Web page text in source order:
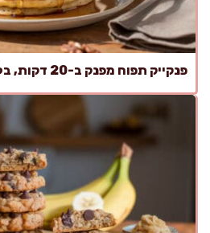
פנקייק תפוח מפנק ב-20 דקות, בלי מיקסר בכלל